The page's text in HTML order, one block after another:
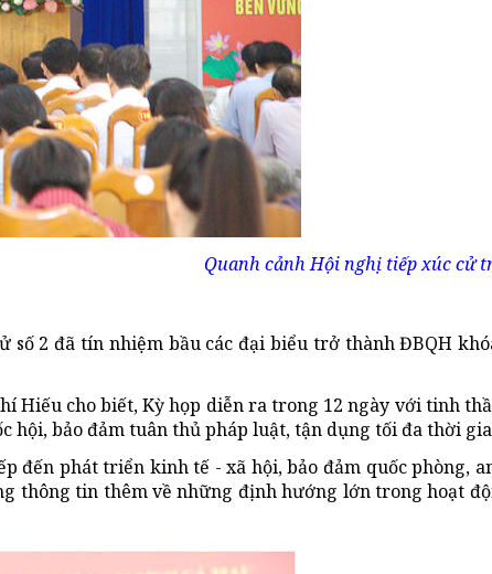
Quanh cảnh Hội nghị tiếp xúc cử
2 đã tín nhiệm bầu các đại biểu trở thành ĐBQH
Hiếu cho biết, Kỳ họp diễn ra trong 12 ngày với
bảo đảm tuân thủ pháp luật, tận dụng tối đa thời
phát triển kinh tế - xã hội, bảo đảm quốc
thông tin thêm về những định hướng lớn trong hoạt